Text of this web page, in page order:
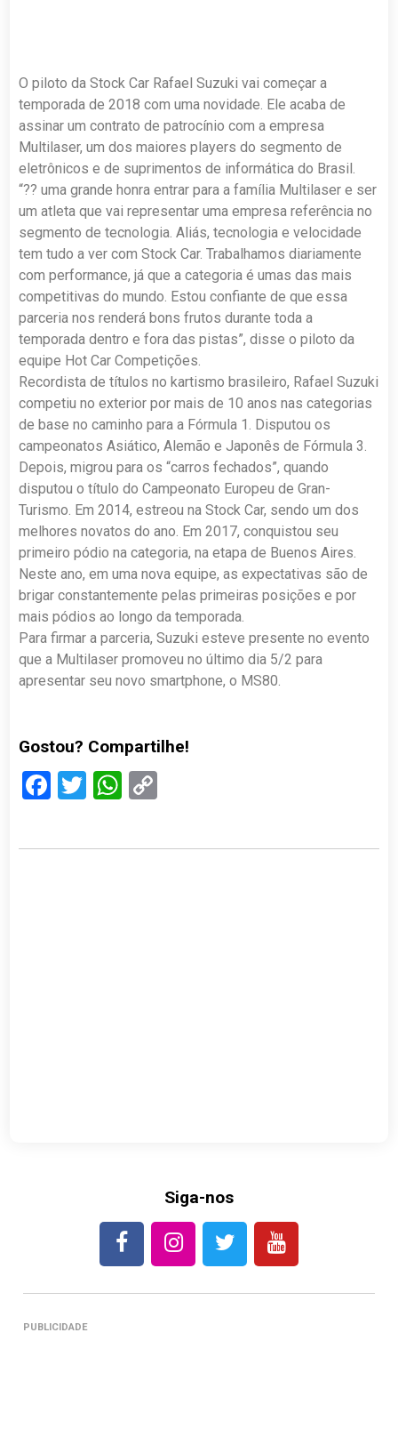
O piloto da Stock Car Rafael Suzuki vai começar a
temporada de 2018 com uma novidade. Ele acaba de
assinar um contrato de patrocínio com a empresa
Multilaser, um dos maiores players do segmento de
eletrônicos e de suprimentos de informática do Brasil.
“?? uma grande honra entrar para a família Multilaser e ser
um atleta que vai representar uma empresa referência no
segmento de tecnologia. Aliás, tecnologia e velocidade
tem tudo a ver com Stock Car. Trabalhamos diariamente
com performance, já que a categoria é umas das mais
competitivas do mundo. Estou confiante de que essa
parceria nos renderá bons frutos durante toda a
temporada dentro e fora das pistas”, disse o piloto da
equipe Hot Car Competições.
Recordista de títulos no kartismo brasileiro, Rafael Suzuki
competiu no exterior por mais de 10 anos nas categorias
de base no caminho para a Fórmula 1. Disputou os
campeonatos Asiático, Alemão e Japonês de Fórmula 3.
Depois, migrou para os “carros fechados”, quando
disputou o título do Campeonato Europeu de Gran-
Turismo. Em 2014, estreou na Stock Car, sendo um dos
melhores novatos do ano. Em 2017, conquistou seu
primeiro pódio na categoria, na etapa de Buenos Aires.
Neste ano, em uma nova equipe, as expectativas são de
brigar constantemente pelas primeiras posições e por
mais pódios ao longo da temporada.
Para firmar a parceria, Suzuki esteve presente no evento
que a Multilaser promoveu no último dia 5/2 para
apresentar seu novo smartphone, o MS80.
Gostou? Compartilhe!
Facebook
TwitterWhatsApp
Siga-nos
PUBLICIDADE